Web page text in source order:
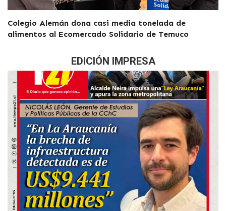
Colegio Alemán dona casi media tonelada de
alimentos al Ecomercado Solidario de Temuco
EDICIÓN IMPRESA